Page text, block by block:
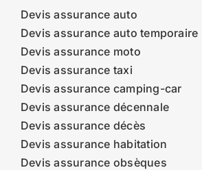
Devis assurance auto
Devis assurance auto temporaire
Devis assurance moto
Devis assurance taxi
Devis assurance camping-car
Devis assurance décennale
Devis assurance décès
Devis assurance habitation
Devis assurance obsèques